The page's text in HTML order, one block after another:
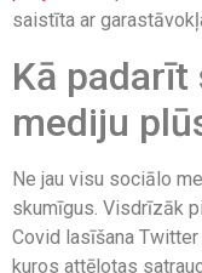
saistīta ar
Kā padarīt
mediju
Ne jau visu sociālo
skumīgus. Visdrīzāk
Covid lasīšana
kuros attēlotas